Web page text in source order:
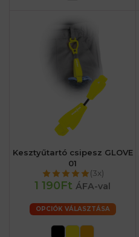
Kesztyűtartó csipesz GLOVE
01
(3x)
1 190Ft ÁFA-val
OPCIÓK VÁLASZTÁSA